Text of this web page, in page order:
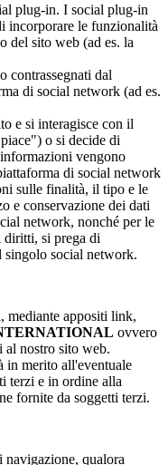
plug-in. I social plug-in
incorporare le funzionalità
del sito web (ad es. la
contrassegnati dal
di social network (ad es.
e si interagisce con il
o si decide di
vengono
di social network
sulle finalità, il tipo e le
e conservazione dei dati
network, nonché per le
diritti, si prega di
singolo social network.
mediante appositi link,
ovvero
al nostro sito web.
in merito all'eventuale
terzi e in ordine alla
fornite da soggetti terzi.
qualora